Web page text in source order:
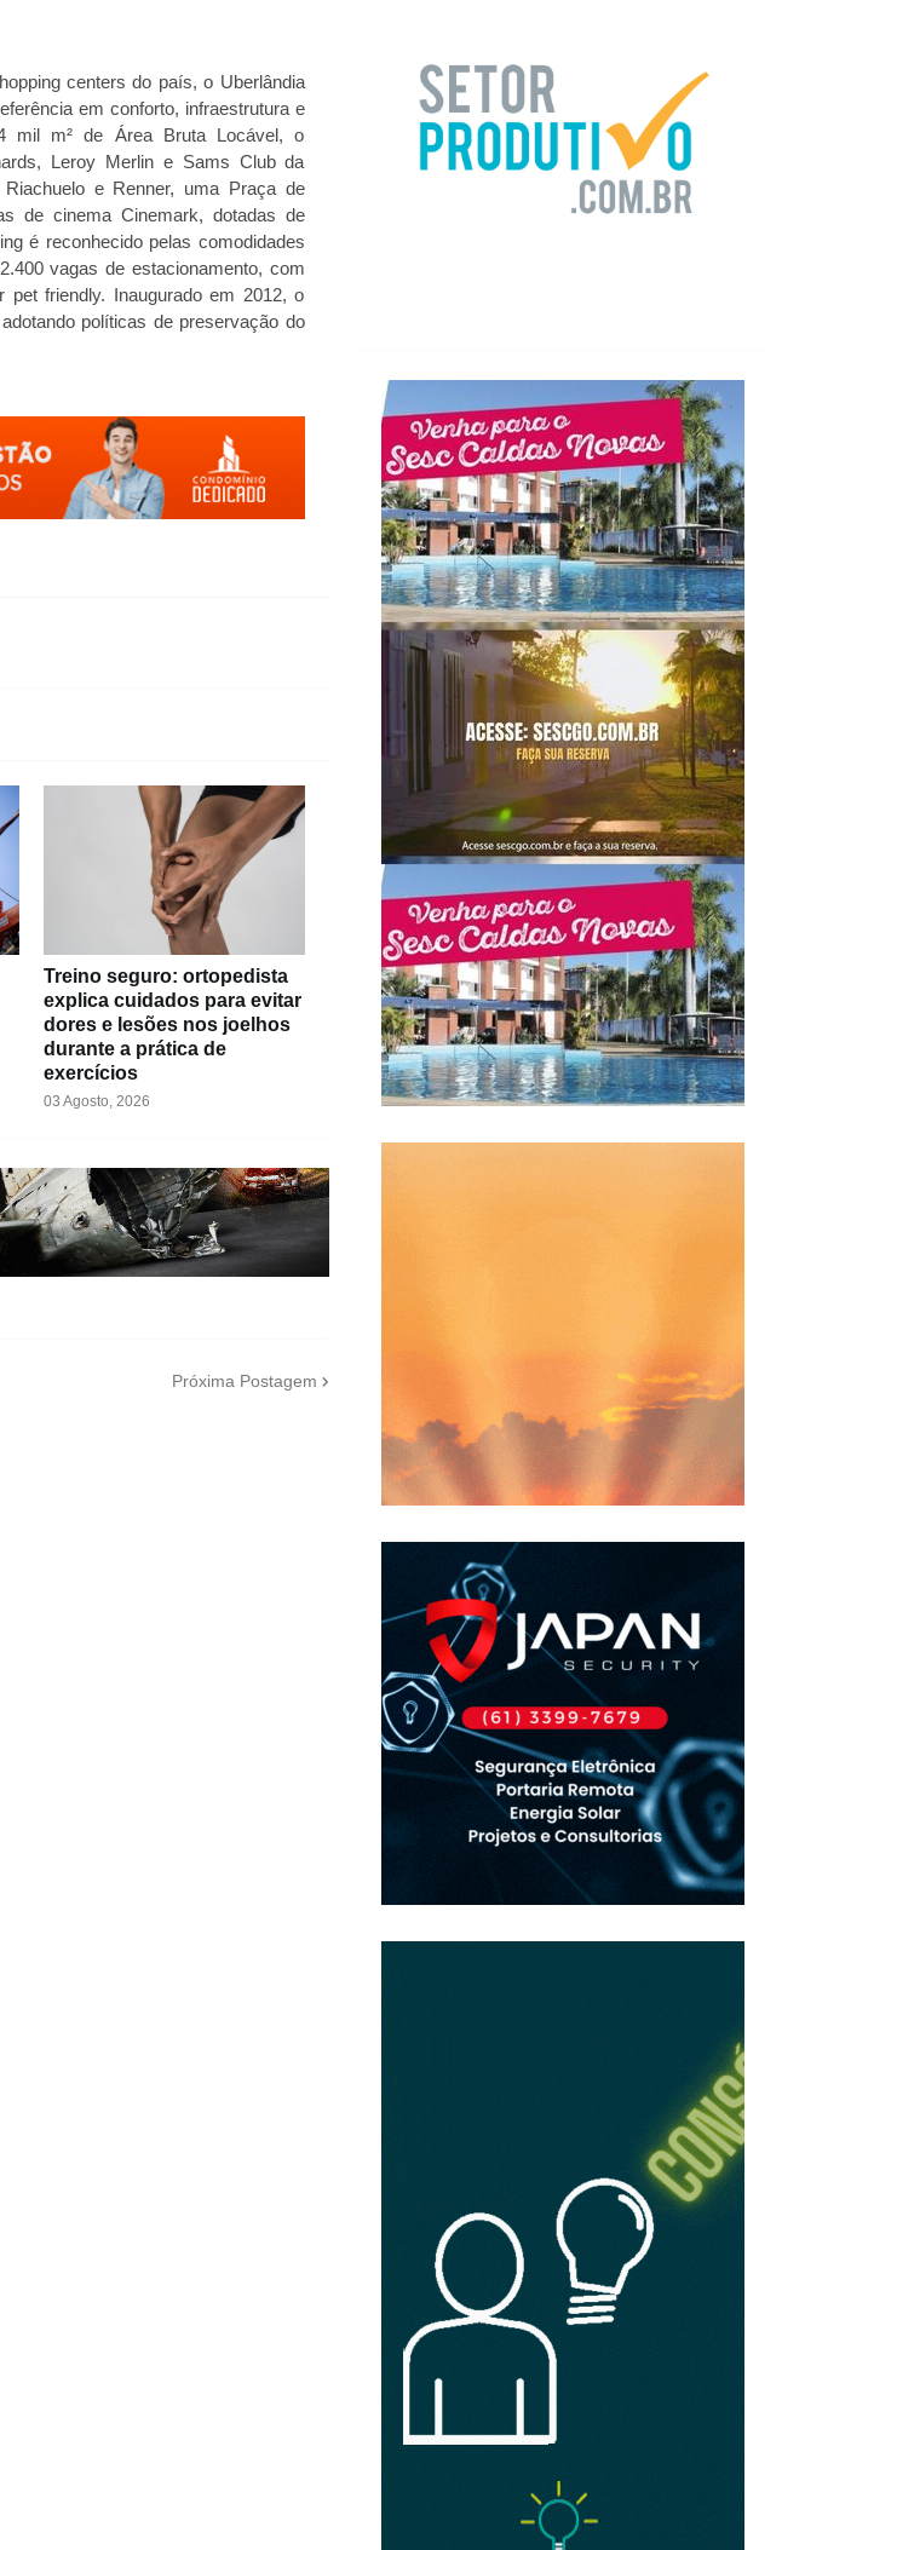
centers do país, o Uberlândia
em conforto, infraestrutura e
mil m² de Área Bruta Locável, o
Leroy Merlin e Sams Club da
e Renner, uma Praça de
de cinema Cinemark, dotadas de
é reconhecido pelas comodidades
vagas de estacionamento, com
friendly. Inaugurado em 2012, o
políticas de preservação do
Treino seguro: ortopedista
explica cuidados para evitar
dores e lesões nos joelhos
durante a prática de
exercícios
03 Agosto, 2026
Próxima Postagem